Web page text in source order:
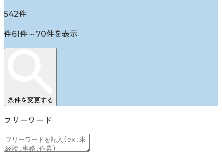
542件
件61件～ 70件を表示
条件を変更する
フリーワード